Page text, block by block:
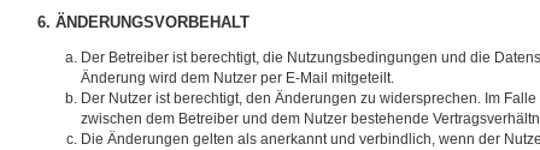
6. ÄNDERUNGSVORBEHALT
Der Betreiber ist berechtigt, die Nutzungsbedingungen und die
Änderung wird dem Nutzer per E-Mail mitgeteilt.
Der Nutzer ist berechtigt, den Änderungen zu widersprechen. Im
zwischen dem Betreiber und dem Nutzer bestehende
Die Änderungen gelten als anerkannt und verbindlich, wenn der